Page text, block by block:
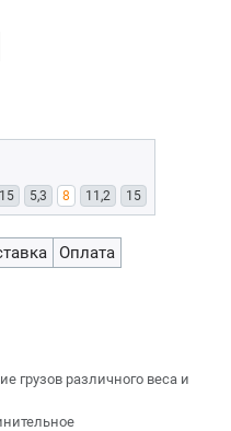
5,3 8 11,2 15
Оплата
грузов различного веса и